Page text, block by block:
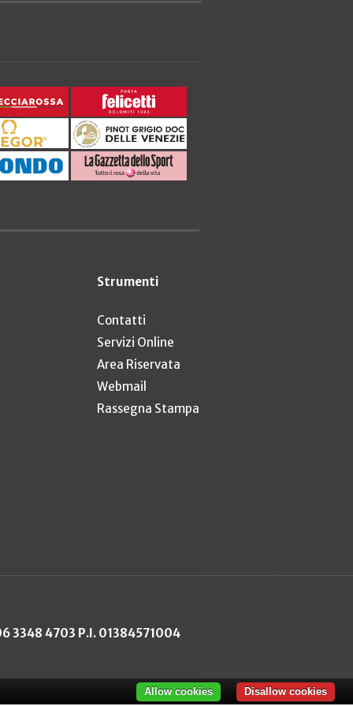
Strumenti
Contatti
Servizi Online
Area Riservata
Webmail
Rassegna Stampa
3348 4703 P.I. 01384571004
Disallow cookies
Allow cookies